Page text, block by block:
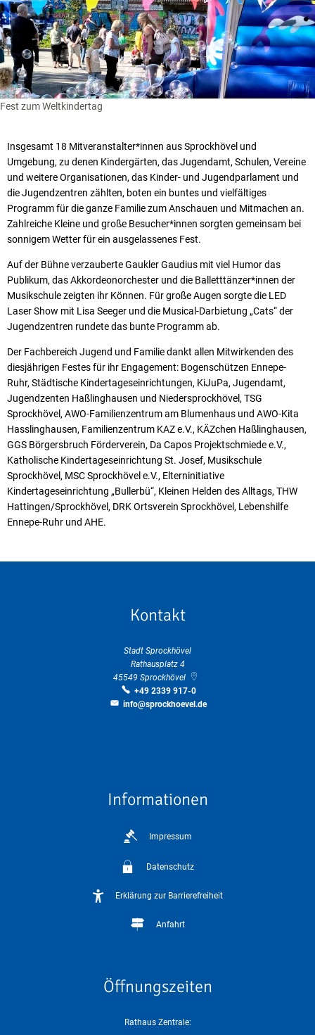
Fest zum Weltkindertag
Insgesamt 18 Mitveranstalter*innen aus Sprockhövel und
Umgebung, zu denen Kindergärten, das Jugendamt, Schulen, Vereine
und weitere Organisationen, das Kinder- und Jugendparlament und
die Jugendzentren zählten, boten ein buntes und vielfältiges
Programm für die ganze Familie zum Anschauen und Mitmachen an.
Zahlreiche Kleine und große Besucher*innen sorgten gemeinsam bei
sonnigem Wetter für ein ausgelassenes Fest.
Auf der Bühne verzauberte Gaukler Gaudius mit viel Humor das
Publikum, das Akkordeonorchester und die Balletttänzer*innen der
Musikschule zeigten ihr Können. Für große Augen sorgte die LED
Laser Show mit Lisa Seeger und die Musical-Darbietung „Cats“ der
Jugendzentren rundete das bunte Programm ab.
Der Fachbereich Jugend und Familie dankt allen Mitwirkenden des
diesjährigen Festes für ihr Engagement: Bogenschützen Ennepe-
Ruhr, Städtische Kindertageseinrichtungen, KiJuPa, Jugendamt,
Jugendzenten Haßlinghausen und Niedersprockhövel, TSG
Sprockhövel, AWO-Familienzentrum am Blumenhaus und AWO-Kita
Hasslinghausen, Familienzentrum KAZ e.V., KÄZchen Haßlinghausen,
GGS Börgersbruch Förderverein, Da Capos Projektschmiede e.V.,
Katholische Kindertageseinrichtung St. Josef, Musikschule
Sprockhövel, MSC Sprockhövel e.V., Elterninitiative
Kindertageseinrichtung „Bullerbü“, Kleinen Helden des Alltags, THW
Hattingen/Sprockhövel, DRK Ortsverein Sprockhövel, Lebenshilfe
Ennepe-Ruhr und AHE.
Kontakt
Stadt Sprockhövel
Rathausplatz 4
45549 Sprockhövel
+49 2339 917-0
info@sprockhoevel.de
Informationen
Impressum
Datenschutz
Erklärung zur Barrierefreiheit
Anfahrt
Öffnungszeiten
Rathaus Zentrale: